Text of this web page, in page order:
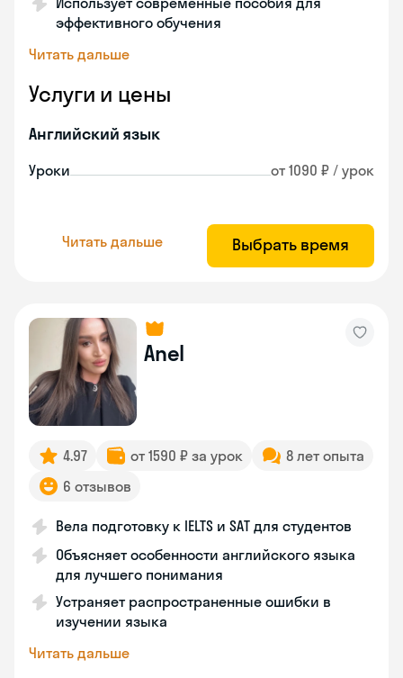
эффективного обучения
Читать дальше
Услуги и цены
Английский язык
Уроки от 1090 ₽ / урок
Читать дальше Выбрать время
Anel
4.97 от 1590 ₽ за урок
8 лет опыта
6 отзывов
Вела подготовку к IELTS и SAT для студентов
Объясняет особенности английского языка
для лучшего понимания
Устраняет распространенные ошибки в
изучении языка
Читать дальше